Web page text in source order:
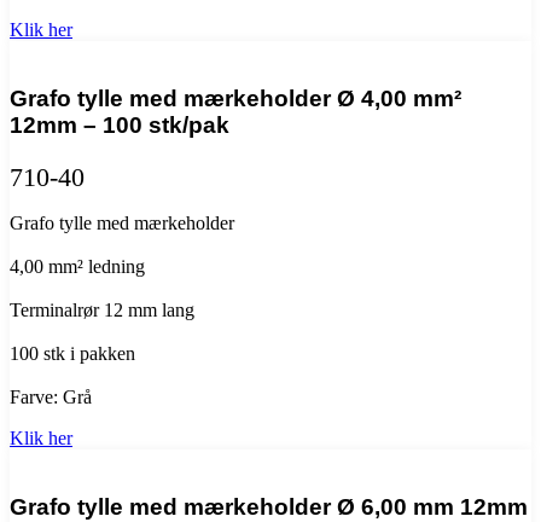
Klik her
Grafo tylle med mærkeholder Ø 4,00 mm²
12mm – 100 stk/pak
710-40
Grafo tylle med mærkeholder
4,00 mm² ledning
Terminalrør 12 mm lang
100 stk i pakken
Farve: Grå
Klik her
Grafo tylle med mærkeholder Ø 6,00 mm 12mm